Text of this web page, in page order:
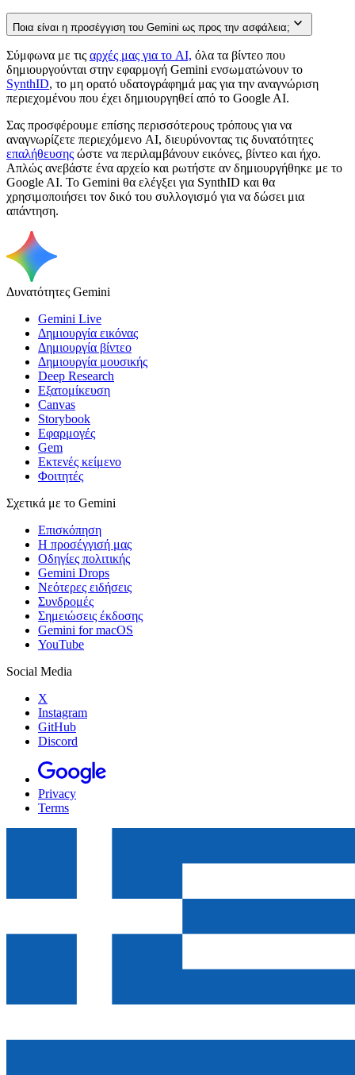
Ποια είναι η προσέγγιση του Gemini ως προς την ασφάλεια;
Σύμφωνα με τις αρχές μας για το AI, όλα τα βίντεο που
δημιουργούνται στην εφαρμογή Gemini ενσωματώνουν το
SynthID, το μη ορατό υδατογράφημά μας για την αναγνώριση
περιεχομένου που έχει δημιουργηθεί από το Google AI.
Σας προσφέρουμε επίσης περισσότερους τρόπους για να
αναγνωρίζετε περιεχόμενο AI, διευρύνοντας τις δυνατότητες
επαλήθευσης ώστε να περιλαμβάνουν εικόνες, βίντεο και ήχο.
Απλώς ανεβάστε ένα αρχείο και ρωτήστε αν δημιουργήθηκε με το
Google AI. Το Gemini θα ελέγξει για SynthID και θα
χρησιμοποιήσει τον δικό του συλλογισμό για να δώσει μια
απάντηση.
Δυνατότητες Gemini
Gemini Live
Δημιουργία εικόνας
Δημιουργία βίντεο
Δημιουργία μουσικής
Deep Research
Εξατομίκευση
Canvas
Storybook
Εφαρμογές
Gem
Εκτενές κείμενο
Φοιτητές
Σχετικά με το Gemini
Επισκόπηση
Η προσέγγισή μας
Οδηγίες πολιτικής
Gemini Drops
Νεότερες ειδήσεις
Συνδρομές
Σημειώσεις έκδοσης
Gemini for macOS
YouTube
Social Media
X
Instagram
GitHub
Discord
Privacy
Terms